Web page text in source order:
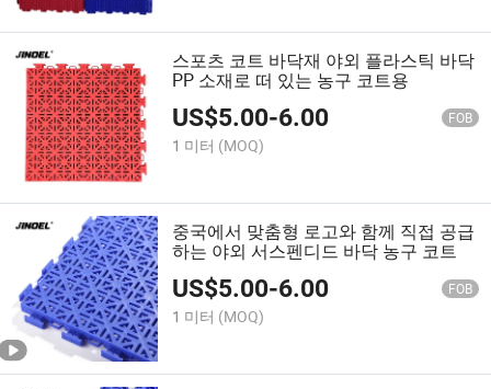
스포츠 코트 바닥재 야외 플라스틱 바닥
PP 소재로 떠 있는 농구 코트용
US$5.00-6.00 FOB
1 미터 (MOQ)
중국에서 맞춤형 로고와 함께 직접 공급
하는 야외 서스펜디드 바닥 농구 코트
US$5.00-6.00 FOB
1 미터 (MOQ)